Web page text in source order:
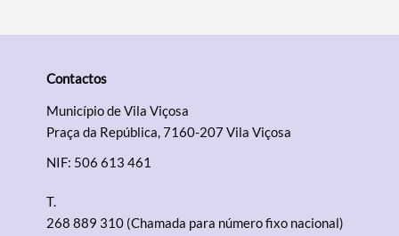
Contactos
Município de Vila Viçosa
Praça da República, 7160-207 Vila Viçosa
NIF: 506 613 461
T.
268 889 310 (Chamada para número fixo nacional)